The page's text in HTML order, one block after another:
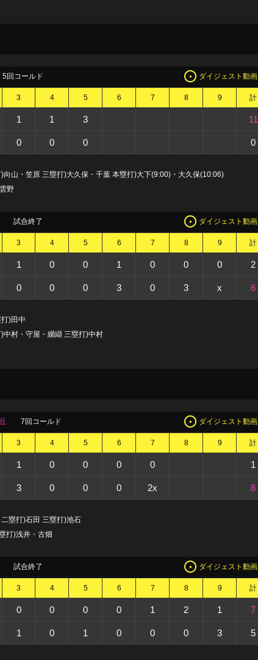
5回コールド ダイジェスト動画
3 4 5 6 7 8 9 計
1 1 3 11
0 0 0 0
向山・笠原 三塁打)大久保・千葉 本塁打)大下(9:00)・大久保(10:06)
野
試合終了 ダイジェスト動画
3 4 5 6 7 8 9 計
1 0 0 1 0 0 0 2
0 0 0 3 0 3 x 6
)田中
中村・守屋・纐纈 三塁打)中村
7回コールド ダイジェスト動画
3 4 5 6 7 8 9 計
1 0 0 0 0 1
3 0 0 0 2x 8
塁打)石田 三塁打)池石
打)浅井・古畑
試合終了 ダイジェスト動画
3 4 5 6 7 8 9 計
0 0 0 0 1 2 1 7
1 0 1 0 0 0 3 5